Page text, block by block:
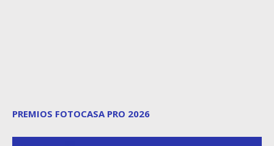
PREMIOS FOTOCASA PRO 2026